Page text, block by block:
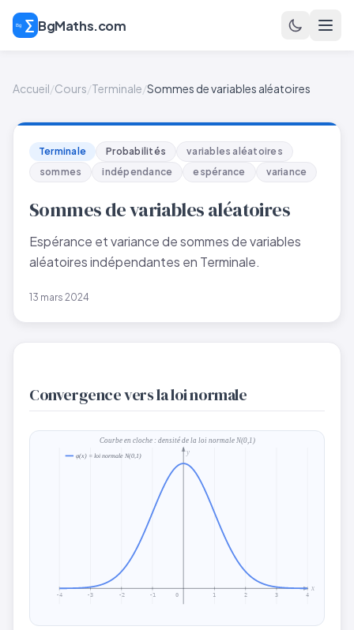
BgMaths.com
Accueil/Cours/Terminale/Sommes de variables aléatoires
Terminale Probabilités
variables aléatoires
sommes
indépendance espérance variance
Sommes de variables aléatoires
Espérance et variance de sommes de variables
aléatoires indépendantes en Terminale.
13 mars 2024
Convergence vers la loi normale
Courbe en cloche : densité de la loi normale N(0,1)
y
x
-4 -3 -2 -1 1 2 3 4
0
φ(x) = loi normale N(0,1)